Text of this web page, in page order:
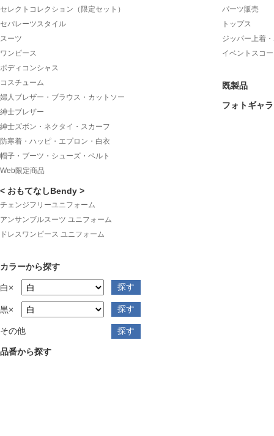
セレクトコレクション（限定セット）
セパレーツスタイル
スーツ
ワンピース
ボディコンシャス
コスチューム
婦人ブレザー・ブラウス・カットソー
紳士ブレザー
紳士ズボン・ネクタイ・スカーフ
防寒着・ハッピ・エプロン・白衣
帽子・ブーツ・シューズ・ベルト
Web限定商品
< おもてなしBendy >
チェンジフリーユニフォーム
アンサンブルスーツ ユニフォーム
ドレスワンピース ユニフォーム
カラーから探す
白×
黒×
その他
品番から探す
パーツ販売
トップス
ジッパー上着
イベントスコ
既製品
フォトギャ